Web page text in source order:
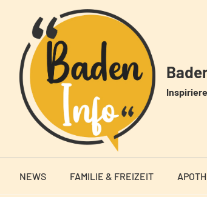
springen
NEWS FAMILIE & FREIZEIT